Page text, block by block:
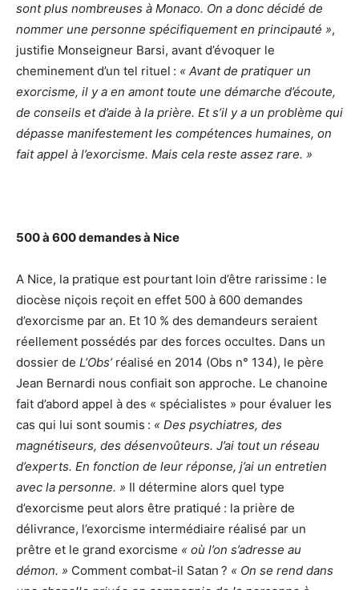
sont plus nombreuses à Monaco. On a donc décidé de
nommer une personne spécifiquement en principauté »,
justifie Monseigneur Barsi, avant d’évoquer le
cheminement d’un tel rituel : « Avant de pratiquer un
exorcisme, il y a en amont toute une démarche d’écoute,
de conseils et d’aide à la prière. Et s’il y a un problème qui
dépasse manifestement les compétences humaines, on
fait appel à l’exorcisme. Mais cela reste assez rare. »
500 à 600 demandes à Nice
A Nice, la pratique est pourtant loin d’être rarissime : le
diocèse niçois reçoit en effet 500 à 600 demandes
d’exorcisme par an. Et 10 % des demandeurs seraient
réellement possédés par des forces occultes. Dans un
dossier de L’Obs’ réalisé en 2014 (Obs n° 134), le père
Jean Bernardi nous confiait son approche. Le chanoine
fait d’abord appel à des « spécialistes » pour évaluer les
cas qui lui sont soumis : « Des psychiatres, des
magnétiseurs, des désenvoûteurs. J’ai tout un réseau
d’experts. En fonction de leur réponse, j’ai un entretien
avec la personne. » Il détermine alors quel type
d’exorcisme peut alors être pratiqué : la prière de
délivrance, l’exorcisme intermédiaire réalisé par un
prêtre et le grand exorcisme « où l’on s’adresse au
démon. » Comment combat-il Satan ? « On se rend dans